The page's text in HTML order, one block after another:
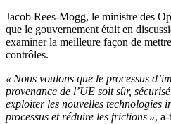
Jacob Rees-Mogg, le ministre des
que le gouvernement était en
examiner la meilleure façon de
contrôles.
« Nous voulons que le processus
provenance de l’UE soit sûr,
exploiter les nouvelles technologies
processus et réduire les frictions »,